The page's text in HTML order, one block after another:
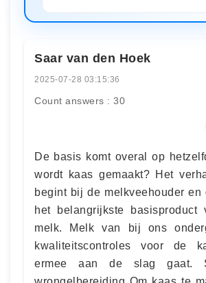
Saar van den Hoek
2025-07-28 03:15:36
Count answers : 30
De basis komt overal op
wordt kaas gemaakt? Het
begint bij de melkveehouder en
het belangrijkste basisproduct
melk. Melk van bij ons
kwaliteitscontroles voor de
ermee aan de slag gaat.